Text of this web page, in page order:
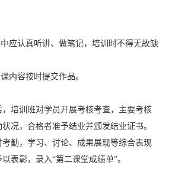
应认真听讲、做笔记，培训时不得无故缺
内容按时提交作品。
培训班对学员开展考核考查，主要考核
况，合格者准予结业并颁发结业证书。
勤，学习、讨论、成果展现等综合表现
表彰，录入“第二课堂成绩单”。